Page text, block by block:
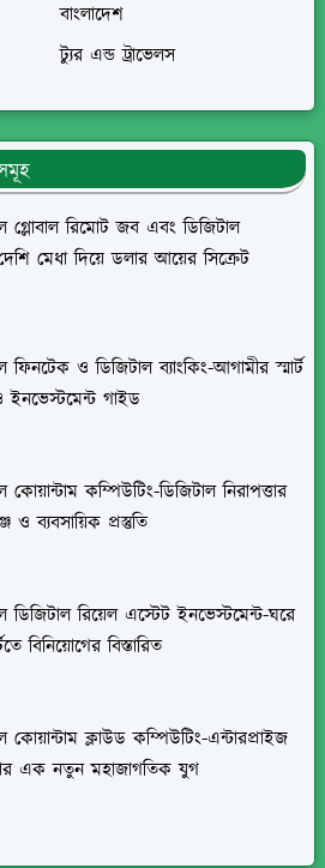
বাংলাদেশ
ট্যুর এন্ড ট্রাভেলস
গ্লোবাল রিমোট জব এবং ডিজিটাল
দেশি মেধা দিয়ে ডলার আয়ের সিক্রেট
ও ডিজিটাল ব্যাংকিং-আগামীর স্মার্ট
ইনভেস্টমেন্ট গাইড
কম্পিউটিং-ডিজিটাল নিরাপত্তার
ও ব্যবসায়িক প্রস্তুতি
ডিজিটাল রিয়েল এস্টেট ইনভেস্টমেন্ট-ঘরে
বিনিয়োগের বিস্তারিত
ক্লাউড কম্পিউটিং-এন্টারপ্রাইজ
এক নতুন মহাজাগতিক যুগ